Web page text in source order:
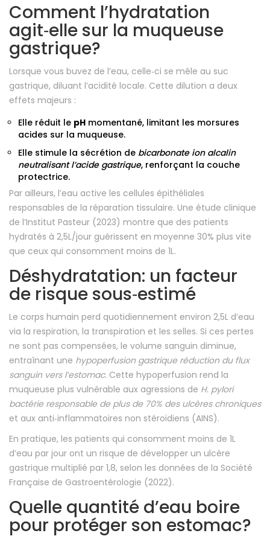
Comment l’hydratation
agit‑elle sur la muqueuse
gastrique?
Lorsque vous buvez de l’eau, celle‑ci se mêle au suc
gastrique, diluant l’acidité locale. Cette dilution a deux
effets majeurs :
Elle réduit le pH momentané, limitant les morsures
acides sur la muqueuse.
Elle stimule la sécrétion de bicarbonate ion alcalin
neutralisant l’acide gastrique, renforçant la couche
protectrice.
Par ailleurs, l’eau active les cellules épithéliales
responsables de la réparation tissulaire. Une étude clinique
de l’Institut Pasteur (2023) montre que des patients
hydratés à 2,5L/jour guérissent en moyenne 30% plus vite
que ceux qui consomment moins de 1L.
Déshydratation: un facteur
de risque sous‑estimé
Le corps humain perd quotidiennement environ 2,5L d’eau
via la respiration, la transpiration et les selles. Si ces pertes
ne sont pas compensées, le volume sanguin diminue,
entraînant une hypoperfusion gastrique réduction du flux
sanguin vers l’estomac. Cette hypoperfusion rend la
muqueuse plus vulnérable aux agressions de H. pylori
bactérie responsable de plus de 70% des ulcères chroniques
et aux anti‑inflammatoires non stéroïdiens (AINS).
En pratique, les patients qui consomment moins de 1L
d’eau par jour ont un risque de développer un ulcère
gastrique multiplié par 1,8, selon les données de la Société
Française de Gastroentérologie (2022).
Quelle quantité d’eau boire
pour protéger son estomac?